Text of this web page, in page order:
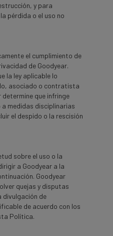
y para
pérdida o el uso no
el cumplimiento de
de Goodyear.
la ley aplicable lo
asociado o contratista
determine que infringe
medidas disciplinarias
el despido o la rescisión
sobre el uso o la
a Goodyear a la
Goodyear
quejas y disputas
divulgación de
de acuerdo con los
Política.